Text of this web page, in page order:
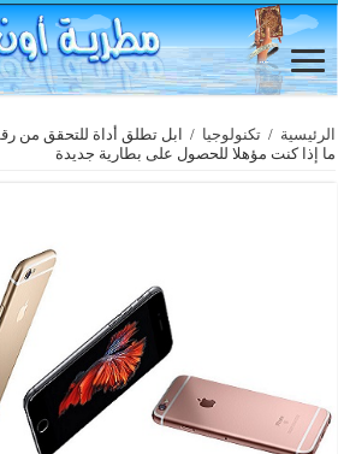
الرئيسية / تكنولوجيا /
ما إذا كنت مؤهلا للحصول على بطارية جديدة